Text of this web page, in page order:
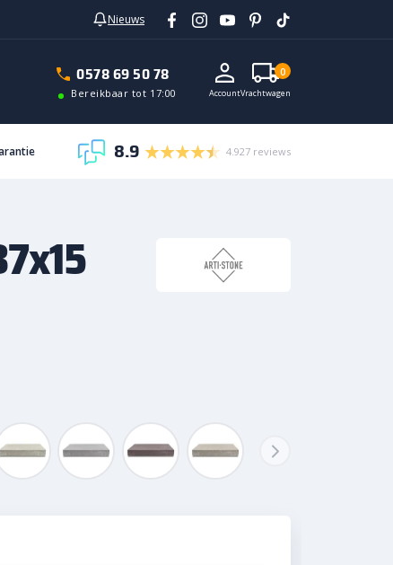
Nieuws
0578 69 50 78
Bereikbaar tot 17:00 AccountVrachtwagen
0
8.9 4.927 reviews
In vrachtwagen